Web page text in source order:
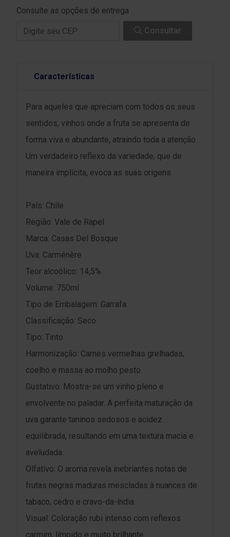
Consulte as opções de entrega
Consultar
Características
Para aqueles que apreciam com todos os seus
sentidos, vinhos onde a fruta se apresenta de
forma viva e abundante, atraindo toda a atenção.
Um verdadeiro reflexo da variedade, que de
maneira implícita, evoca as suas origens.
País: Chile
Região: Vale de Rapel
Marca: Casas Del Bosque
Uva: Carménère
Teor alcoólico: 14,5%
Volume: 750ml
Tipo de Embalagem: Garrafa
Classificação: Seco
Tipo: Tinto
Harmonização: Carnes vermelhas grelhadas,
coelho e massa ao molho pesto.
Gustativo: Mostra-se um vinho pleno e
envolvente no paladar. A perfeita maturação da
uva garante taninos sedosos e acidez
equilibrada, resultando em uma textura macia e
aveludada.
Olfativo: O aroma revela inebriantes notas de
frutas negras maduras mescladas à nuances de
tabaco, cedro e cravo-da-índia.
Visual: Coloração rubi intenso com reflexos
carmim, límpido e muito brilhante.